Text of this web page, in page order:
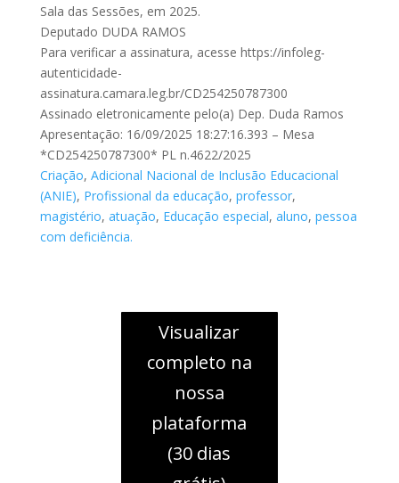
Sala das Sessões, em 2025.
Deputado DUDA RAMOS
Para verificar a assinatura, acesse https://infoleg-
autenticidade-
assinatura.camara.leg.br/CD254250787300
Assinado eletronicamente pelo(a) Dep. Duda Ramos
Apresentação: 16/09/2025 18:27:16.393 – Mesa
*CD254250787300* PL n.4622/2025
Criação, Adicional Nacional de Inclusão Educacional
(ANIE), Profissional da educação, professor,
magistério, atuação, Educação especial, aluno, pessoa
com deficiência.
Visualizar
completo na
nossa
plataforma
(30 dias